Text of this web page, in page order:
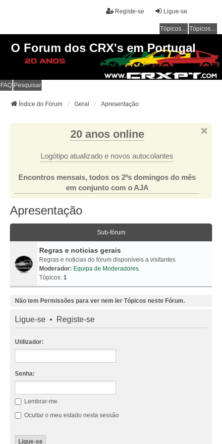
Ligue-se
Registe-se
Tópicos sem resposta Tópicos ativos
O Forum dos CRX's em Portugal
FAQ Pesquisar
Índice do Fórum Geral Apresentação
20 anos online
Logótipo atualizado e novos autocolantes
Encontros mensais, todos os 2ºs domingos do mês
em conjunto com o AJA
Apresentação
Sub-fórum
Regras e noticias gerais
Regras e noticias do fórum disponíveis a visitantes
Moderador: Equipa de Moderadores
Tópicos: 1
Não tem Permissões para ver nem ler Tópicos neste Fórum.
Ligue-se • Registe-se
Utilizador:
Senha:
Lembrar-me
Ocultar o meu estado nesta sessão